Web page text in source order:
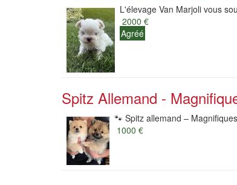
L'élevage Van Marjoli vous
2000 €
Agréé
Spitz Allemand -
🐾 Spitz allemand –
1000 €